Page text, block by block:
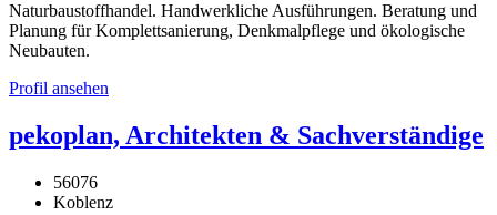
Naturbaustoffhandel. Handwerkliche Ausführungen. Beratung und
Planung für Komplettsanierung, Denkmalpflege und ökologische
Neubauten.
Profil ansehen
pekoplan, Architekten & Sachverständige
56076
Koblenz